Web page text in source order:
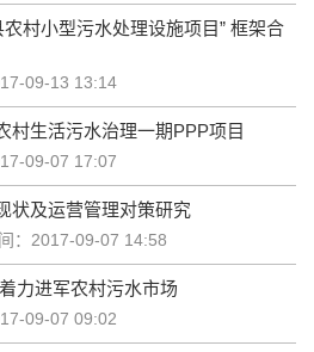
小型污水处理设施项目” 框架合
09-13 13:14
村生活污水治理一期PPP项目
09-07 17:07
状及运营管理对策研究
：2017-09-07 14:58
力进军农村污水市场
09-07 09:02